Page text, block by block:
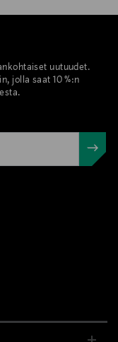
London,
uutuudet.
jolla saat 10 %:n